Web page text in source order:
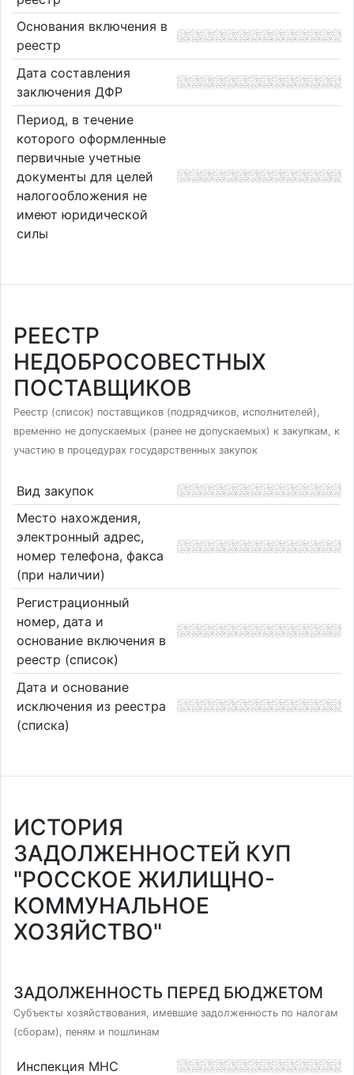
Основания включения в
реестр
Дата составления
заключения ДФР
Период, в течение
которого оформленные
первичные учетные
документы для целей
налогообложения не
имеют юридической
силы
РЕЕСТР
НЕДОБРОСОВЕСТНЫХ
ПОСТАВЩИКОВ
Реестр (список) поставщиков (подрядчиков, исполнителей),
временно не допускаемых (ранее не допускаемых) к закупкам, к
участию в процедурах государственных закупок
Вид закупок
Место нахождения,
электронный адрес,
номер телефона, факса
(при наличии)
Регистрационный
номер, дата и
основание включения в
реестр (список)
Дата и основание
исключения из реестра
(списка)
ИСТОРИЯ
ЗАДОЛЖЕННОСТЕЙ КУП
"РОССКОЕ ЖИЛИЩНО-
КОММУНАЛЬНОЕ
ХОЗЯЙСТВО"
ЗАДОЛЖЕННОСТЬ ПЕРЕД БЮДЖЕТОМ
Субъекты хозяйствования, имевшие задолженность по налогам
(сборам), пеням и пошлинам
Инспекция МНС